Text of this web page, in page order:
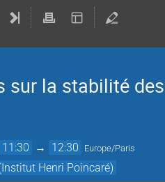
sur la stabilité
→ 12:30 Europe/Paris
Henri Poincaré)